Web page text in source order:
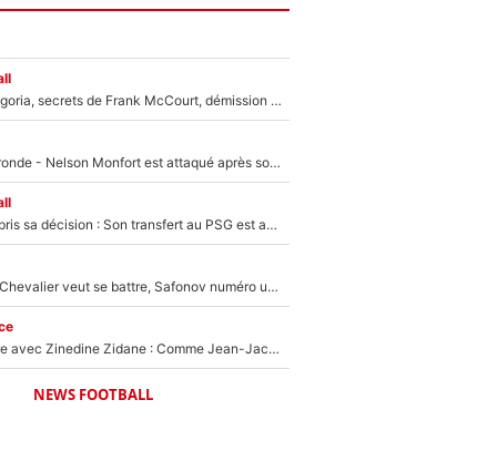
Trahison de Longoria, secrets de Frank McCourt, démission de Roberto De Zerbi : Medhi Benatia se lâche sur son départ de l'OM et fait d'importantes révélations
Incendies en Gironde - Nelson Monfort est attaqué après son dérapage sur CNews : «Et lui, il prend combien pour parler dans un studio climatisé?»
Ferran Torres a pris sa décision : Son transfert au PSG est annoncé en Espagne !
Suzuki recruté, Chevalier veut se battre, Safonov numéro un… Le PSG se lance encore dans un gros chantier pour le poste de gardien de but
Un documentaire avec Zinedine Zidane : Comme Jean-Jacques Goldman et Mylène Farmer, le nouveau sélectionneur de l'équipe de France a recalé une journaliste très connue
NEWS FOOTBALL